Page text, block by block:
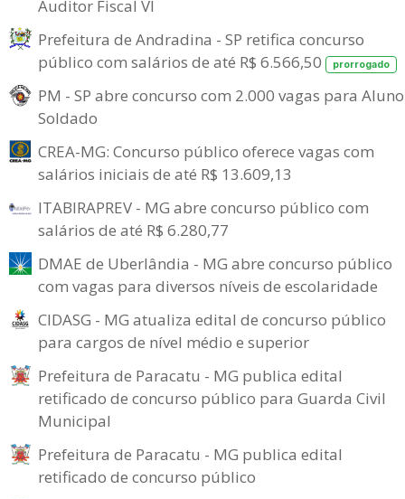
Auditor Fiscal VI
Prefeitura de Andradina - SP retifica concurso
público com salários de até R$ 6.566,50
prorrogado
PM - SP abre concurso com 2.000 vagas para
Soldado
CREA-MG: Concurso público oferece vagas com
salários iniciais de até R$ 13.609,13
ITABIRAPREV - MG abre concurso público com
salários de até R$ 6.280,77
DMAE de Uberlândia - MG abre concurso público
com vagas para diversos níveis de escolaridade
CIDASG - MG atualiza edital de concurso público
para cargos de nível médio e superior
Prefeitura de Paracatu - MG publica edital
retificado de concurso público para Guarda Civil
Municipal
Prefeitura de Paracatu - MG publica edital
retificado de concurso público